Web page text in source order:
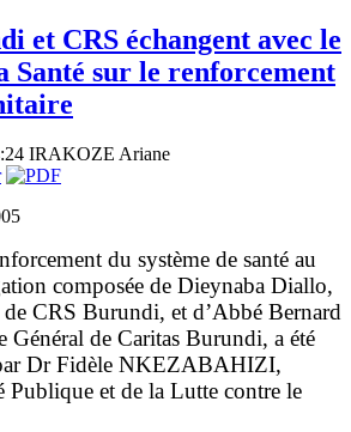
et CRS échangent avec le
Santé sur le renforcement
IRAKOZE Ariane
du système de santé au
composée de Dieynaba Diallo,
de CRS Burundi, et d’Abbé Bernard
Général de Caritas Burundi, a été
Dr Fidèle NKEZABAHIZI,
Publique et de la Lutte contre le